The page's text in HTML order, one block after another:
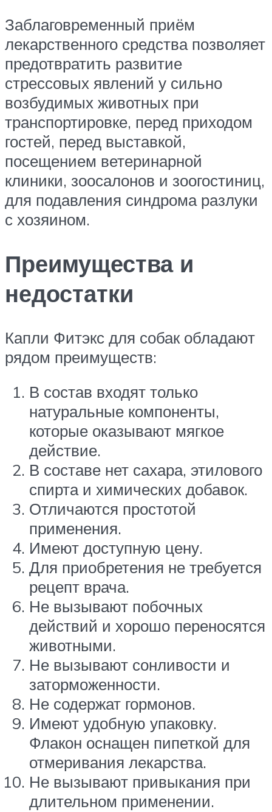
Заблаговременный приём
лекарственного средства позволяет
предотвратить развитие
стрессовых явлений у сильно
возбудимых животных при
транспортировке, перед приходом
гостей, перед выставкой,
посещением ветеринарной
клиники, зоосалонов и зоогостиниц,
для подавления синдрома разлуки
с хозяином.
Преимущества и
недостатки
Капли Фитэкс для собак обладают
рядом преимуществ:
В состав входят только
натуральные компоненты,
которые оказывают мягкое
действие.
В составе нет сахара, этилового
спирта и химических добавок.
Отличаются простотой
применения.
Имеют доступную цену.
Для приобретения не требуется
рецепт врача.
Не вызывают побочных
действий и хорошо переносятся
животными.
Не вызывают сонливости и
заторможенности.
Не содержат гормонов.
Имеют удобную упаковку.
Флакон оснащен пипеткой для
отмеривания лекарства.
Не вызывают привыкания при
длительном применении.